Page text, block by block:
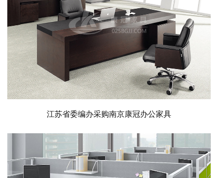
江苏省委编办采购南京康冠办公家具